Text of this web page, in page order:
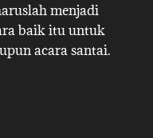
menjadi
baik itu untuk
acara santai.